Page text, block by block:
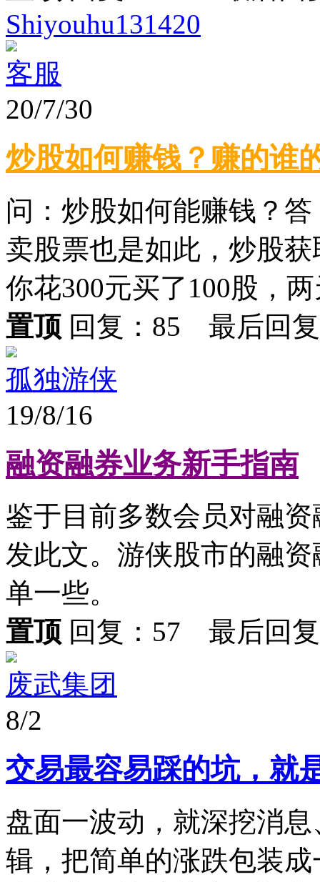
Shiyouhu131420
客服
20/7/30
炒股如何赚钱？赚的谁
问：炒股如何能赚钱？
卖股票也是如此，炒股
你花300元买了100股，
置顶 回复：85 最后回
孤独游侠
19/8/16
融资融券业务新手指南
鉴于目前多数会员对融
发此文。游侠股市的融
单一些。
置顶 回复：57 最后回
废武集团
8/2
交易最容易踩的坑，就
盘面一波动，就深挖消
辑，把简单的涨跌包装